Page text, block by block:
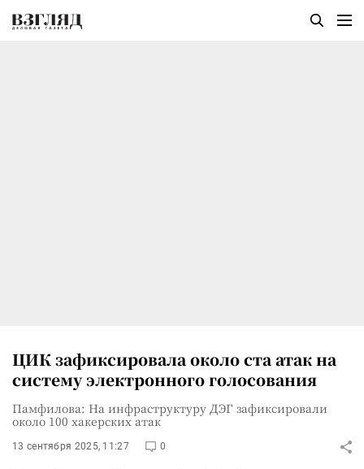
ЦИК зафиксировала около ста атак на
систему электронного голосования
Памфилова: На инфраструктуру ДЭГ зафиксировали
около 100 хакерских атак
13 сентября 2025, 11:27 0